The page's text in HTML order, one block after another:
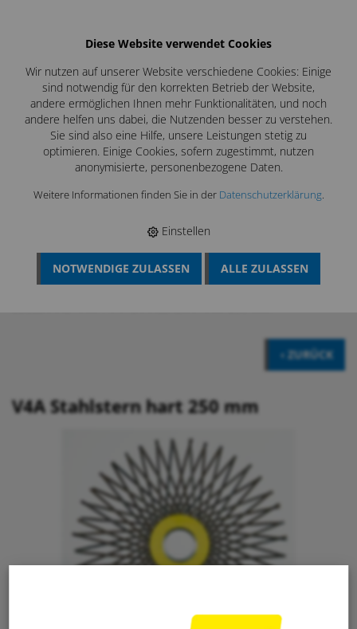
BÖSCH MRS › KAMIN UND KESSELREINIGUNG
‹ ZURÜCK
V4A Stahlstern hart 250 mm
Diese Website verwendet Cookies
Wir nutzen auf unserer Website verschiedene Cookies: Einige
sind notwendig für den korrekten Betrieb der Website,
andere ermöglichen Ihnen mehr Funktionalitäten, und noch
andere helfen uns dabei, die Nutzenden besser zu verstehen.
Sie sind also eine Hilfe, unsere Leistungen stetig zu
optimieren. Einige Cookies, sofern zugestimmt, nutzen
anonymisierte, personenbezogene Daten.
Weitere Informationen finden Sie in der Datenschutzerklärung.
Einstellen
NOTWENDIGE ZULASSEN ALLE ZULASSEN